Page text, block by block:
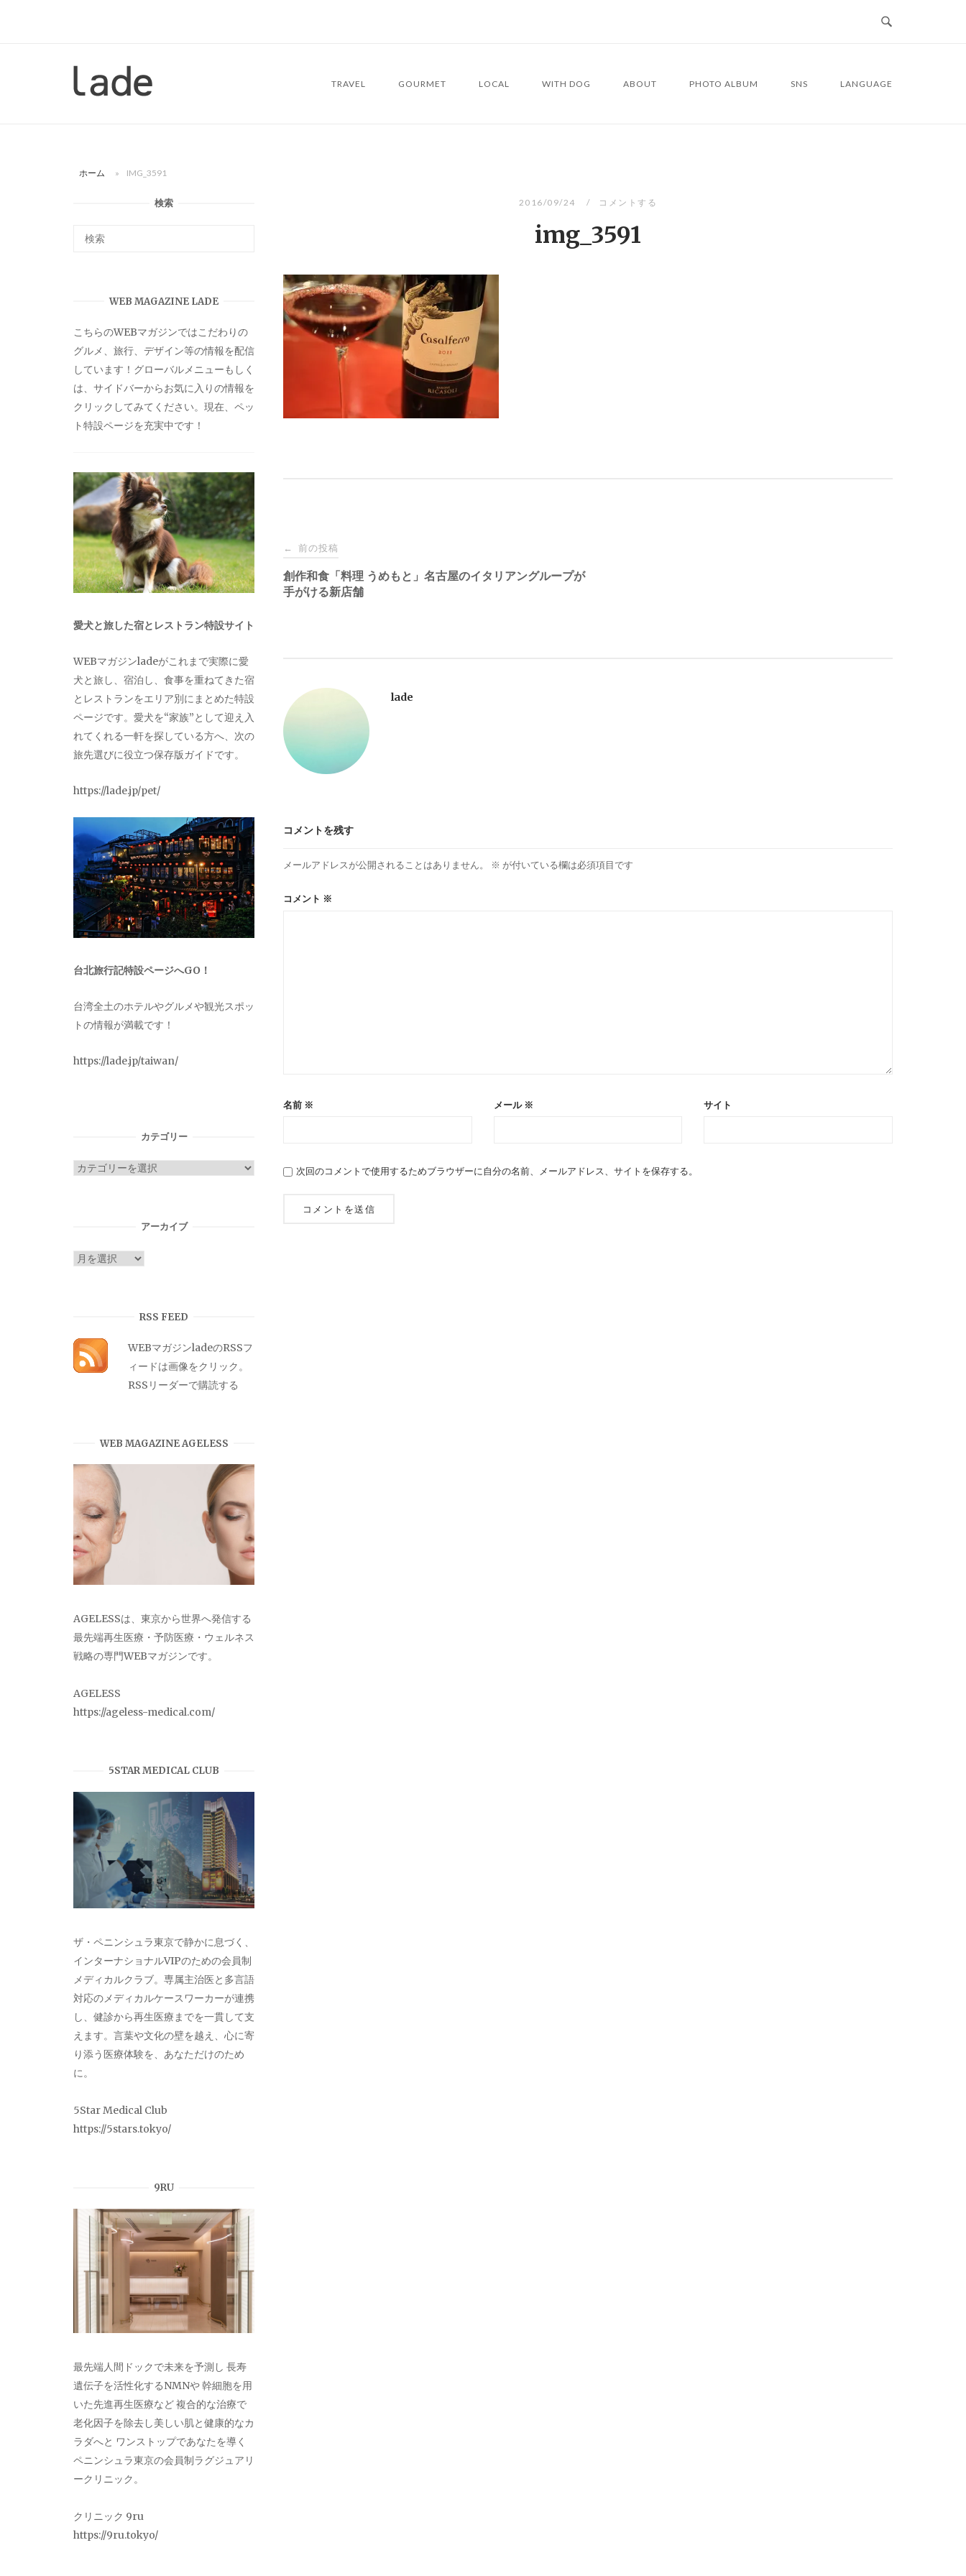
ー
TRAVEL GOURMET LOCAL WITH DOG ABOUT PHOTO ALBUM SNS LANGUAGE
ホーム » IMG_3591
2016/09/24 コメントする
img_3591
投
稿
ゲ
ー
シ
ン
← 前の投稿
創作和食「料理 うめもと」名古屋のイタリアングループが
手がける新店舗
lade
コメントを残す
メールアドレスが公開されることはありません。 ※ が付いている欄は必須項目です
コメント ※
名前 ※ メール ※ サイト
次回のコメントで使用するためブラウザーに自分の名前、メールアドレス、サイトを保存する。
検索
WEB MAGAZINE LADE
こちらのWEBマガジンではこだわりの
グルメ、旅行、デザイン等の情報を配信
しています！グローバルメニューもしく
は、サイドバーからお気に入りの情報を
クリックしてみてください。現在、ペッ
ト特設ページを充実中です！
愛犬と旅した宿とレストラン特設サイト
WEBマガジンladeがこれまで実際に愛
犬と旅し、宿泊し、食事を重ねてきた宿
とレストランをエリア別にまとめた特設
ページです。愛犬を“家族”として迎え入
れてくれる一軒を探している方へ、次の
旅先選びに役立つ保存版ガイドです。
https://lade.jp/pet/
台北旅行記特設ページへGO！
台湾全土のホテルやグルメや観光スポッ
トの情報が満載です！
https://lade.jp/taiwan/
カテゴリー
カ
アーカイブ
ア
RSS FEED
WEBマガジンladeのRSSフ
ィードは画像をクリック。
RSSリーダーで購読する
WEB MAGAZINE AGELESS
AGELESSは、東京から世界へ発信する
最先端再生医療・予防医療・ウェルネス
戦略の専門WEBマガジンです。
AGELESS
https://ageless-medical.com/
5STAR MEDICAL CLUB
ザ・ペニンシュラ東京で静かに息づく、
インターナショナルVIPのための会員制
メディカルクラブ。専属主治医と多言語
対応のメディカルケースワーカーが連携
し、健診から再生医療までを一貫して支
えます。言葉や文化の壁を越え、心に寄
り添う医療体験を、あなただけのため
に。
5Star Medical Club
https://5stars.tokyo/
9RU
最先端人間ドックで未来を予測し 長寿
遺伝子を活性化するNMNや 幹細胞を用
いた先進再生医療など 複合的な治療で
老化因子を除去し美しい肌と健康的なカ
ラダへと ワンストップであなたを導く
ペニンシュラ東京の会員制ラグジュアリ
ークリニック。
クリニック 9ru
https://9ru.tokyo/